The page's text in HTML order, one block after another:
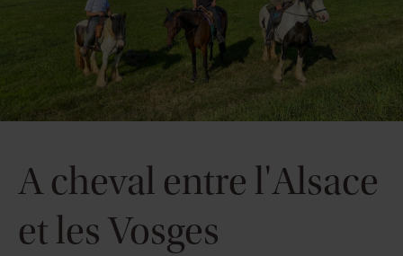
A cheval entre l'Alsace
et les Vosges